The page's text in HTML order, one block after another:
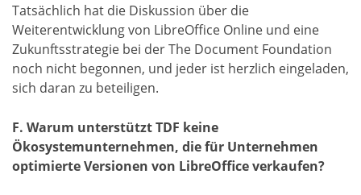
Tatsächlich hat die Diskussion über die
Weiterentwicklung von LibreOffice Online und eine
Zukunftsstrategie bei der The Document Foundation
noch nicht begonnen, und jeder ist herzlich eingeladen,
sich daran zu beteiligen.
F. Warum unterstützt TDF keine
Ökosystemunternehmen, die für Unternehmen
optimierte Versionen von LibreOffice verkaufen?